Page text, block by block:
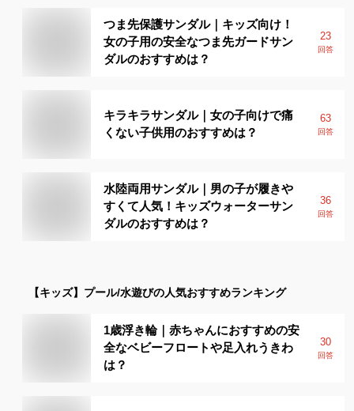
つま先保護サンダル｜キッズ向け！
女の子用の安全なつま先ガードサン
ダルのおすすめは？
23
回答
キラキラサンダル｜女の子向けで痛
くない子供用のおすすめは？
63
回答
水陸両用サンダル｜男の子が履きや
すくて人気！キッズウォーターサン
ダルのおすすめは？
36
回答
【キッズ】 プール/水遊びの人気おすすめランキング
1歳浮き輪｜赤ちゃんにおすすめの安
全なベビーフロートや足入れうきわ
は？
30
回答